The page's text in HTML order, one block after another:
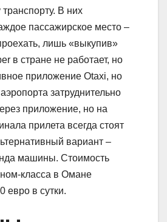
В них
пассажирское место –
лишь «выкупив»
в стране не работает, но
приложение Otaxi, но
затруднительно
приложение, но на
прилета всегда стоят
вариант –
машины. Стоимость
класса в Омане
евро в сутки.